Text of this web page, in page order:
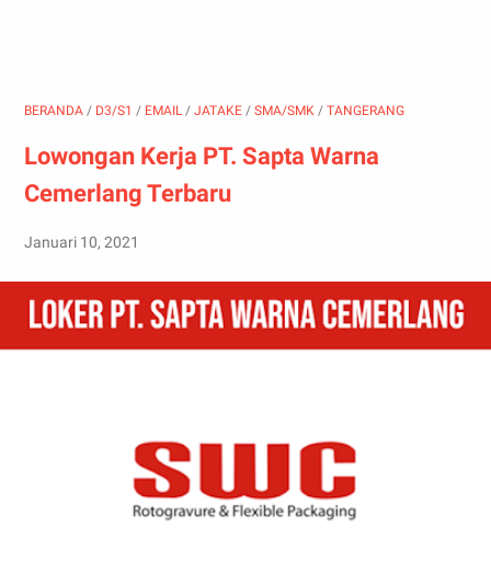
BERANDA / D3/S1 / EMAIL / JATAKE / SMA/SMK / TANGERANG
Lowongan Kerja PT. Sapta Warna
Cemerlang Terbaru
Januari 10, 2021